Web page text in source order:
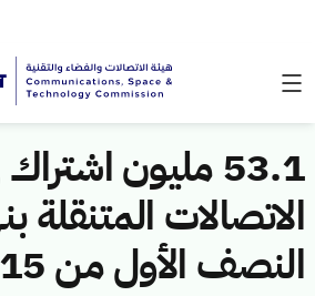
53.1 مليون
الاتصالات المتنقلة
النصف الأول من 2015